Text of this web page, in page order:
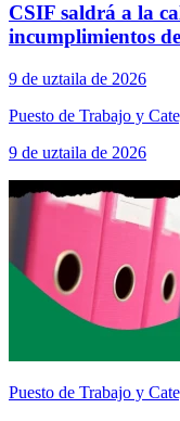
CSIF saldrá a la
incumplimientos
9 de uztaila de 2026
Puesto de Trabajo y
9 de uztaila de 2026
Puesto de Trabajo y